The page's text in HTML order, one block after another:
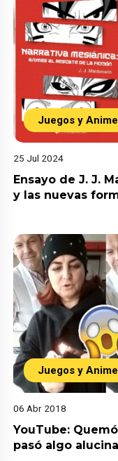
Juegos y Anime
25 Jul 2024
Ensayo de J. J.
y las nuevas
Juegos y Anime
06 Abr 2018
YouTube:
pasó algo